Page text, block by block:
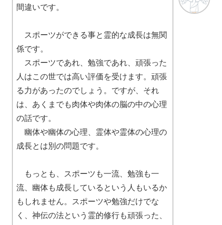
間違いです。
スポーツができる事と霊的な成長は無関
係です。
スポーツであれ、勉強であれ、頑張った
人はこの世では高い評価を受けます。頑張
る力があったのでしょう。ですが、それ
は、あくまでも肉体や肉体の脳の中の心理
の話です。
幽体や幽体の心理、霊体や霊体の心理の
成長とは別の問題です。
もっとも、スポーツも一流、勉強も一
流、幽体も成長しているという人もいるか
もしれません。スポーツや勉強だけでな
く、神伝の法という霊的修行も頑張った、